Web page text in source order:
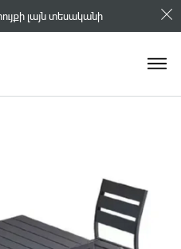
լայն տեսականի